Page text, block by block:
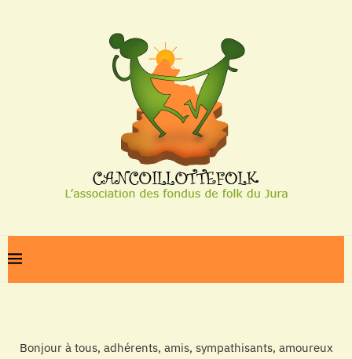
Bonjour à tous, adhérents, amis, sympathisants, amoureux